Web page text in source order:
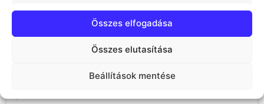
Összes elfogadása
Összes elutasítása
Beállítások mentése